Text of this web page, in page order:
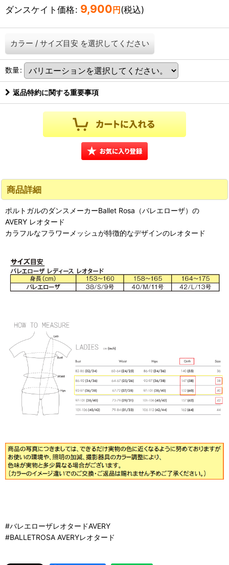
ダンスケイト価格: 9,900 円 (税込)
カラー / サイズ目安 を選択してください
数量:
返品特約に関する重要事項
商品詳細
ポルトガルのダンスメーカーBallet Rosa（バレエローザ）の
AVERY レオタード
カラフルなフラワーメッシュが特徴的なデザインのレオタード
#バレエローザレオタードAVERY
#BALLETROSA AVERYレオタード